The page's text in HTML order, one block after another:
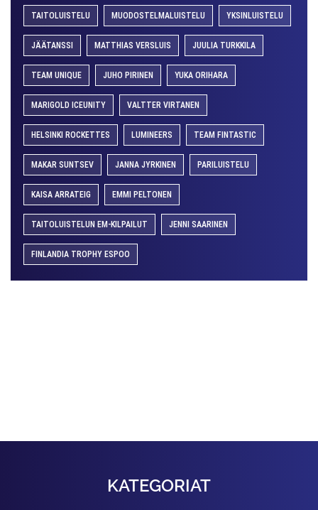
TAITOLUISTELU MUODOSTELMALUISTELU YKSINLUISTELU
JÄÄTANSSI MATTHIAS VERSLUIS JUULIA TURKKILA
TEAM UNIQUE JUHO PIRINEN YUKA ORIHARA
MARIGOLD ICEUNITY VALTTER VIRTANEN
HELSINKI ROCKETTES LUMINEERS TEAM FINTASTIC
MAKAR SUNTSEV JANNA JYRKINEN PARILUISTELU
KAISA ARRATEIG EMMI PELTONEN
TAITOLUISTELUN EM-KILPAILUT JENNI SAARINEN
FINLANDIA TROPHY ESPOO
KATEGORIAT